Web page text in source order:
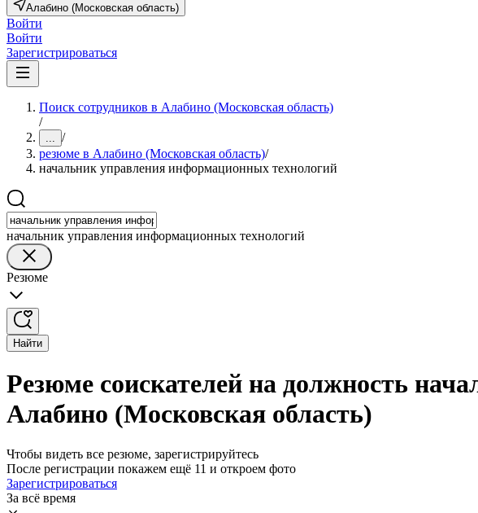
Алабино (Московская область)
Войти
Войти
Зарегистрироваться
Поиск сотрудников в Алабино (Московская область)
/
... /
резюме в Алабино (Московская область)/
начальник управления информационных технологий
начальник управления информационных технологий
Резюме
Найти
Резюме соискателей на должность
Алабино (Московская область)
Чтобы видеть все резюме, зарегистрируйтесь
После регистрации покажем ещё 11 и откроем фото
Зарегистрироваться
За всё время